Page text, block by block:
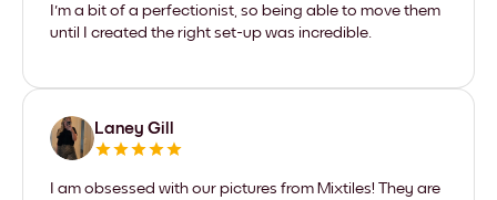
I'm a bit of a perfectionist, so being able to move them
until I created the right set-up was incredible.
Laney Gill
I am obsessed with our pictures from Mixtiles! They are